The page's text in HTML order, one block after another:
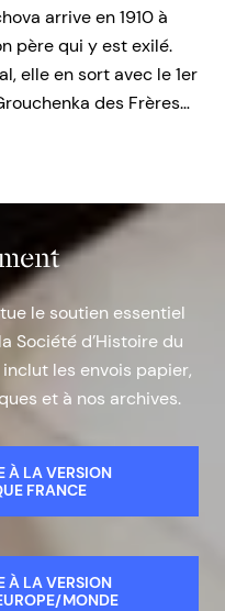
arrive en 1910 à
père qui y est exilé.
elle en sort avec le 1er
des Frères…
le soutien essentiel
Société d’Histoire du
les envois papier,
et à nos archives.
À LA VERSION
FRANCE
À LA VERSION
MONDE